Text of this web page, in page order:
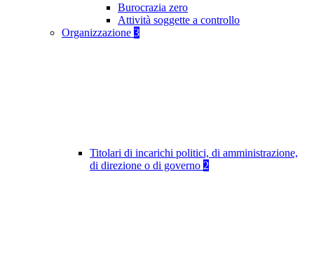
Burocrazia zero
Attività soggette a controllo
Organizzazione 3
Titolari di incarichi politici, di amministrazione,
di direzione o di governo 2